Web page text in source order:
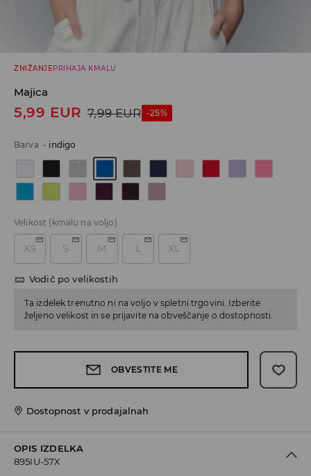
ZNIŽANJE PRIHAJA KMALU
Majica
5,99 EUR 7,99 EUR -25%
Barva - indigo
Velikost (kmalu na voljo)
XS S M L XL
Vodič po velikostih
Ta izdelek trenutno ni na voljo v spletni trgovini. Izberite
željeno velikost in se prijavite na obveščanje o dostopnosti.
OBVESTITE ME
Dostopnost v prodajalnah
OPIS IZDELKA
895IU-57X